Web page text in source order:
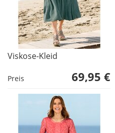
Viskose-Kleid
Preis 69,95 €